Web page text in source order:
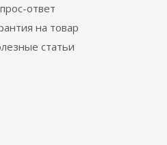
ответ
на товар
статьи